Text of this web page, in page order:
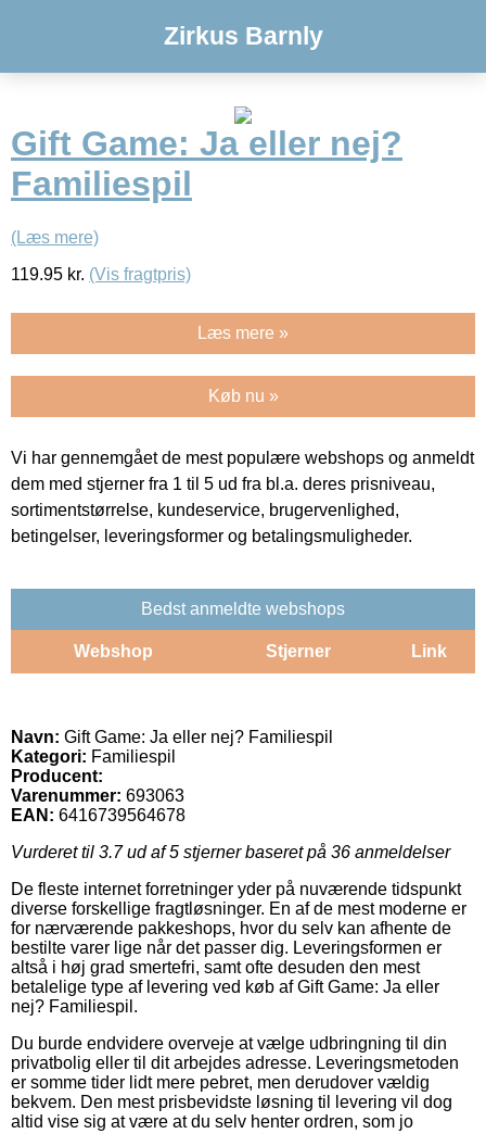
Zirkus Barnly
Gift Game: Ja eller nej?
Familiespil
(Læs mere)
119.95 kr. (Vis fragtpris)
Læs mere »
Køb nu »
Vi har gennemgået de mest populære webshops og anmeldt
dem med stjerner fra 1 til 5 ud fra bl.a. deres prisniveau,
sortimentstørrelse, kundeservice, brugervenlighed,
betingelser, leveringsformer og betalingsmuligheder.
Bedst anmeldte webshops
Webshop Stjerner Link
Navn: Gift Game: Ja eller nej? Familiespil
Kategori: Familiespil
Producent:
Varenummer: 693063
EAN: 6416739564678
Vurderet til 3.7ud af 5 stjerner baseret på 36 anmeldelser
De fleste internet forretninger yder på nuværende tidspunkt
diverse forskellige fragtløsninger. En af de mest moderne er
for nærværende pakkeshops, hvor du selv kan afhente de
bestilte varer lige når det passer dig. Leveringsformen er
altså i høj grad smertefri, samt ofte desuden den mest
betalelige type af levering ved køb af Gift Game: Ja eller
nej? Familiespil.
Du burde endvidere overveje at vælge udbringning til din
privatbolig eller til dit arbejdes adresse. Leveringsmetoden
er somme tider lidt mere pebret, men derudover vældig
bekvem. Den mest prisbevidste løsning til levering vil dog
altid vise sig at være at du selv henter ordren, som jo